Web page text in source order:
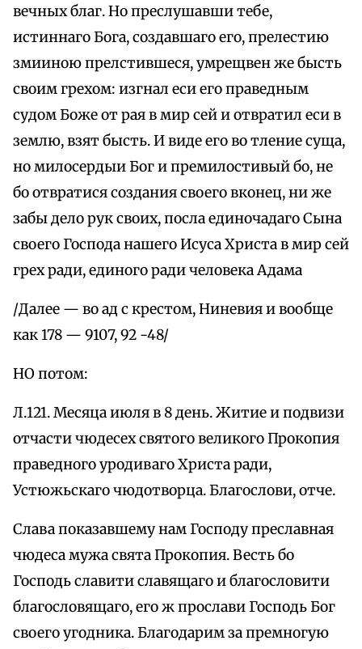
вечных благ. Но преслушавши тебе,
истиннаго Бога, создавшаго его, прелестию
змииною прелстившеся, умрещвен же бысть
своим грехом: изгнал еси его праведным
судом Боже от рая в мир сей и отвратил еси в
землю, взят бысть. И виде его во тление суща,
но милосердыи Бог и премилостивый бо, не
бо отвратися создания своего вконец, ни же
забы дело рук своих, посла единочадаго Сына
своего Господа нашего Исуса Христа в мир сей
грех ради, единого ради человека Адама
/Далее — во ад с крестом, Ниневия и вообще
как 178 — 9107, 92 -48/
НО потом:
Л.121. Месяца июля в 8 день. Житие и подвизи
отчасти чюдесех святого великого Прокопия
праведного уродиваго Христа ради,
Устюжьскаго чюдотворца. Благослови, отче.
Слава показавшему нам Господу преславная
чюдеса мужа свята Прокопия. Весть бо
Господь славити славящаго и благословити
благословящаго, его ж прослави Господь Бог
своего угодника. Благодарим за премногую